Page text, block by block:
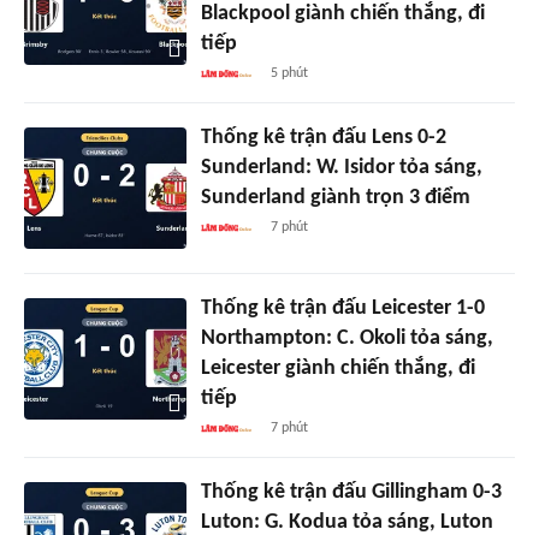
Blackpool giành chiến thắng, đi
tiếp
5 phút
Thống kê trận đấu Lens 0-2
Sunderland: W. Isidor tỏa sáng,
Sunderland giành trọn 3 điểm
7 phút
Thống kê trận đấu Leicester 1-0
Northampton: C. Okoli tỏa sáng,
Leicester giành chiến thắng, đi
tiếp
7 phút
Thống kê trận đấu Gillingham 0-3
Luton: G. Kodua tỏa sáng, Luton